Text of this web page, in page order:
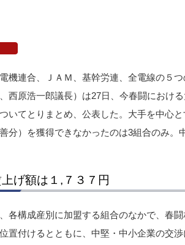
機連合、ＪＡＭ、基幹労連、全電線の５
西原浩一郎議長）は27日、今春闘におけ
いてとりまとめ、公表した。大手を中心
善分）を獲得できなかったのは3組合のみ
げ額は１,７３７円
各構成産別に加盟する組合のなかで、春
置付けるとともに、中堅・中小企業の交